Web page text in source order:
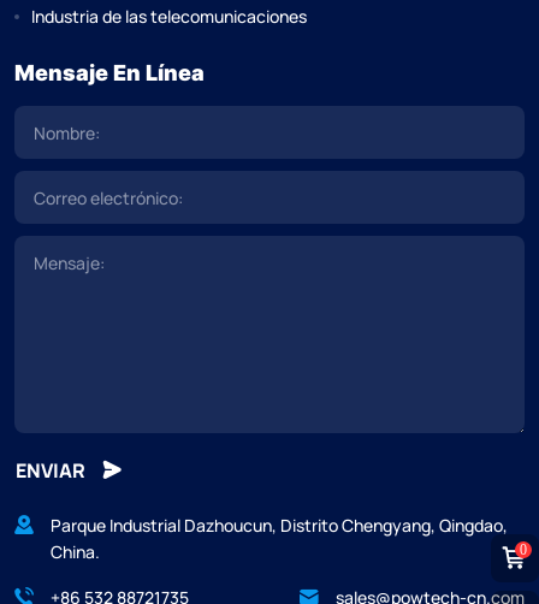
Industria de las telecomunicaciones
Mensaje En Línea
ENVIAR
Parque Industrial Dazhoucun, Distrito Chengyang, Qingdao,
China.
+86 532 88721735
sales@powtech-cn.com
0